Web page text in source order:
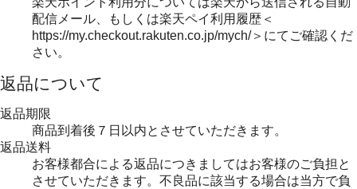
配信メール、もしくは楽天ペイ利用履歴＜
https://my.checkout.rakuten.co.jp/mych/＞にてご確認くだ
さい。
返品について
返品期限
商品到着後７日以内とさせていただきます。
返品送料
お客様都合による返品につきましてはお客様のご負担と
させていただきます。不良品に該当する場合は当方で負